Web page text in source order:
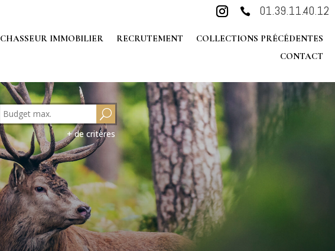
 01.39.11.40.12
CHASSEUR IMMOBILIER RECRUTEMENT
COLLECTIONS PRÉCÉDENTES
CONTACT
+ de critères